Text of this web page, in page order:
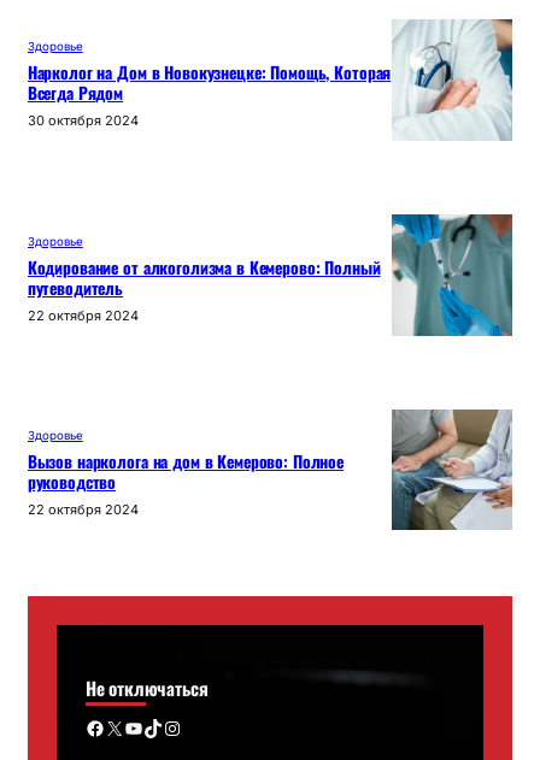
Здоровье
Нарколог на Дом в Новокузнецке: Помощь, Которая
Всегда Рядом
30 октября 2024
Здоровье
Кодирование от алкоголизма в Кемерово: Полный
путеводитель
22 октября 2024
Здоровье
Вызов нарколога на дом в Кемерово: Полное
руководство
22 октября 2024
Не отключаться
Facebook X YouTube TikTok Instagram